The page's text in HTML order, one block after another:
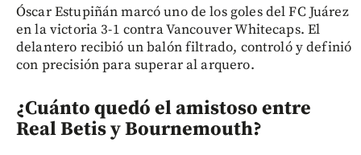
Óscar Estupiñán marcó uno de los goles del FC Juárez
en la victoria 3-1 contra Vancouver Whitecaps. El
delantero recibió un balón filtrado, controló y definió
con precisión para superar al arquero.
¿Cuánto quedó el amistoso entre
Real Betis y Bournemouth?